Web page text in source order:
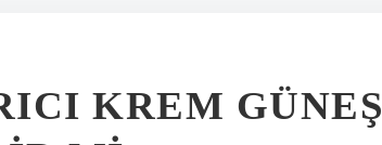
KREM GÜNEŞ